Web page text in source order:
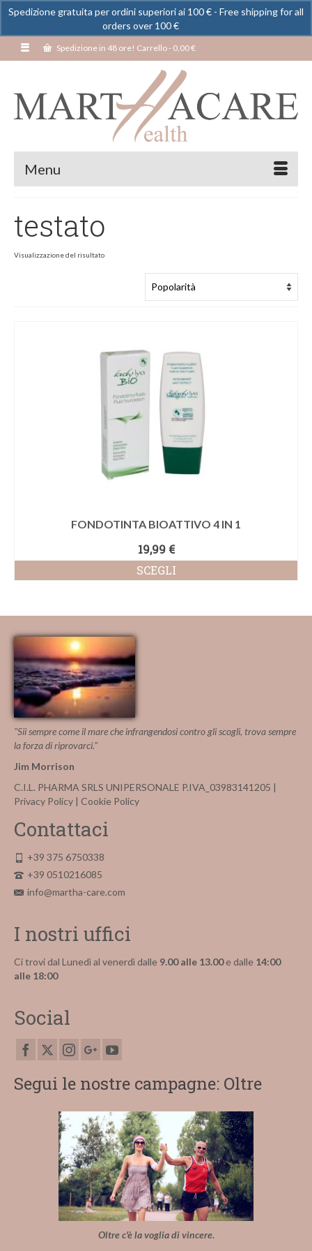
Spedizione in 48 ore! Carrello- 0,00€
Menu
testato
Visualizzazione del risultato
FONDOTINTA BIOATTIVO 4 IN 1
19,99 €
SCEGLI
ha
nella
"Sii sempre come il mare che infrangendosi contro gli scogli, trova sempre
la forza di riprovarci."
Jim Morrison
C.I.L. PHARMA SRLS UNIPERSONALE P.IVA_03983141205 |
Privacy Policy | Cookie Policy
Contattaci
+39 375 6750338
+39 0510216085
info@martha-care.com
I nostri uffici
Ci trovi dal Lunedì al venerdì dalle 9.00 alle 13.00e dalle 14:00
alle 18:00
Social
Segui le nostre campagne: Oltre
Oltre c'è la voglia di vincere.
Spedizione gratuita per ordini superiori ai 100 € - Free shipping for all
orders over 100 €